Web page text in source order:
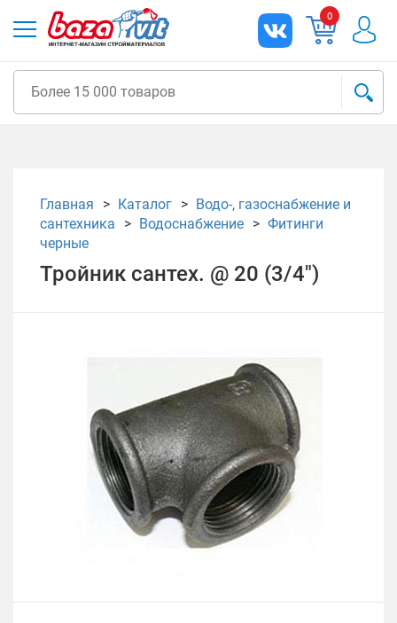
0
Главная Каталог
Водо-, газоснабжение и
сантехника
Водоснабжение
Фитинги
черные
Тройник сантех. @ 20 (3/4")